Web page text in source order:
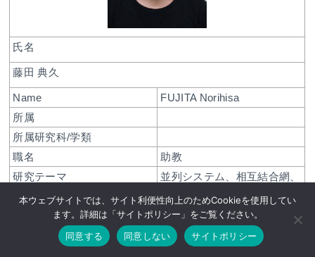
氏名
藤田 典久
Name
FUJITA Norihisa
所属
所属研究科/学類
職名
助教
研究テーマ
並列システム、相互結合網、
リケーションの高速化に関す
る研究
関連リンク
researchmap
本ウェブサイトでは、サイト利便性向上のためCookieを使用してい
ます。詳細は「サイトポリシー」をご覧ください。
同意する
同意しない サイトポリシー